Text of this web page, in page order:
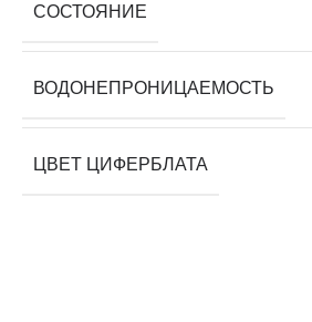
СОСТОЯНИЕ
ВОДОНЕПРОНИЦАЕМОСТЬ
ЦВЕТ ЦИФЕРБЛАТА